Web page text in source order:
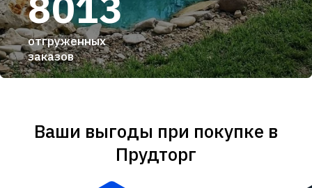
отгруженных
заказов
Ваши выгоды при покупке в
Прудторг